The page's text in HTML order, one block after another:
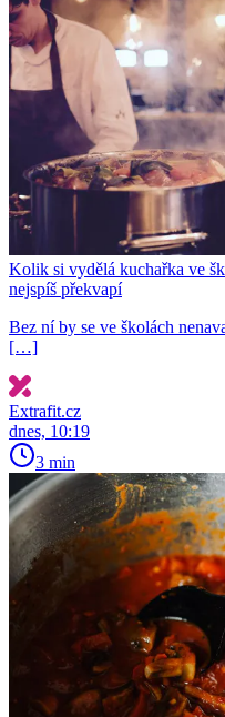
Kolik si vydělá kuchařka ve
nejspíš překvapí
Bez ní by se ve školách
[…]
Extrafit.cz
dnes, 10:19
3 min